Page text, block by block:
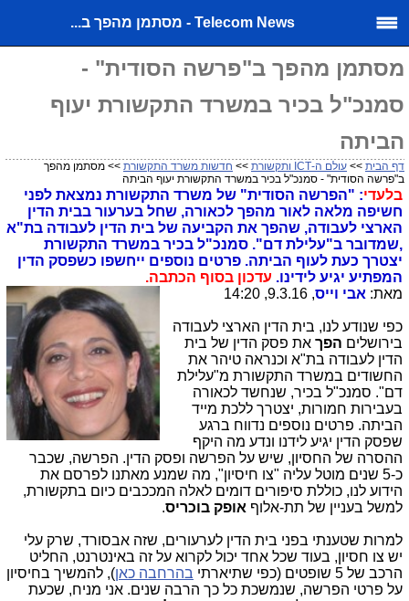
Telecom News - מסתמן מהפך ב...
מסתמן מהפך ב"פרשה הסודית" -
סמנכ"ל בכיר במשרד התקשורת יעוף
הביתה
דף הבית >> עולם ה-ICT ותקשורת >> חדשות משרד התקשורת >> מסתמן מהפך
ב"פרשה הסודית" - סמנכ"ל בכיר במשרד התקשורת יעוף הביתה
בלעדי: "הפרשה הסודית" של משרד התקשורת נמצאת לפני
חשיפה מלאה לאור מהפך לכאורה, שחל בערעור בבית הדין
הארצי לעבודה, שהפך את הקביעה של בית הדין לעבודה בת"א
,שמדובר ב"עלילת דם". סמנכ"ל בכיר במשרד התקשורת
יצטרך כעת לעוף הביתה. פרטים נוספים ייחשפו כשפסק הדין
המפתיע יגיע לידינו. עדכון בסוף הכתבה.
מאת: אבי וייס, 9.3.16, 14:20
כפי שנודע לנו, בית הדין הארצי לעבודה
בירושלים הפך את פסק הדין של בית
הדין לעבודה בת"א וכנראה טיהר את
החשודים במשרד התקשורת מ"עלילת
דם". סמנכ"ל בכיר, שנחשד לכאורה
בעבירות חמורות, יצטרך ללכת מייד
הביתה. פרטים נוספים נדווח ברגע
שפסק הדין יגיע לידנו ונדע מה היקף
ההסרה של החסיון, שיש על הפרשה ופסק הדין. הפרשה, שכבר
כ-5 שנים מוטל עליה "צו חיסיון", מה שמנע מאתנו לפרסם את
הידוע לנו, כוללת סיפורים דומים לאלה המככבים כיום בתקשורת,
למשל בעניין של תת-אלוף אופק בוכריס.
למרות שטענתי בפני בית הדין לערעורים, שזה אבסורד, שרק עלי
יש צו חסיון, בעוד שכל אחד יכול לקרוא על זה באינטרנט, החליט
הרכב של 5 שופטים (כפי שתיארתי
בהרחבה כאן), להמשיך בחיסיון
על פרטי הפרשה, שנמשכת כל כך הרבה שנים. אני מניח, שכעת